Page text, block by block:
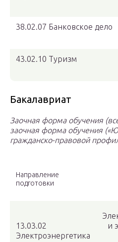
38.02.07 Банковское дело
43.02.10 Туризм
Бакалавриат
Заочная форма обучения
заочная форма обучения
гражданско-правовой
Направление
подготовки
13.03.02
Электроэнергетика
и